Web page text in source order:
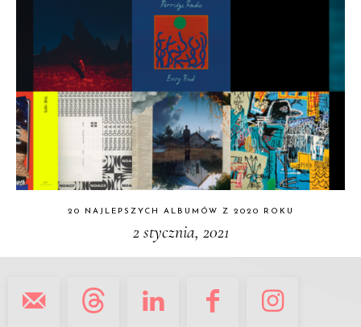
20 NAJLEPSZYCH ALBUMÓW Z 2020 ROKU
2 stycznia, 2021